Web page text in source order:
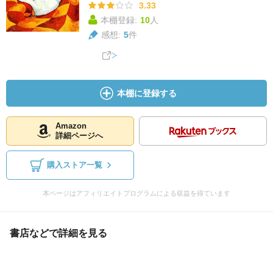
3.33
本棚登録: 10人
感想: 5件
本棚に登録する
Amazon
詳細ページへ
購入ストア一覧
本ページはアフィリエイトプログラムによる収益を得ています
書店などで詳細を見る